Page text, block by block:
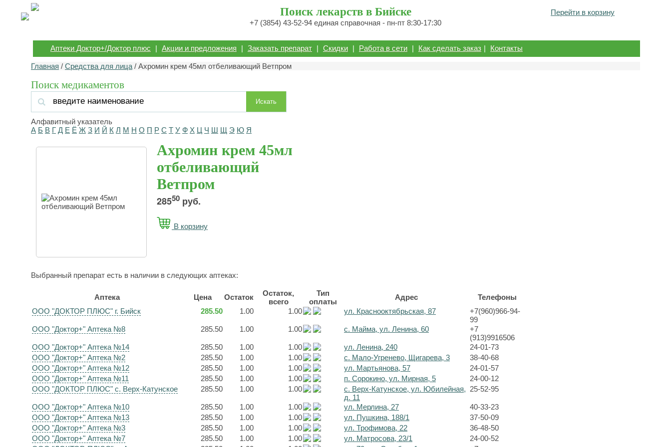
Поиск лекарств в Бийске
+7 (3854) 43-52-94 единая справочная - пн-пт 8:30-17:30
Перейти в корзину
Аптеки Доктор+/Доктор плюс | Акции и предложения | Заказать препарат | Скидки | Работа в сети | Как сделать заказ | Контакты
Главная / Средства для лица / Ахромин крем 45мл отбеливающий Ветпром
Поиск медикаментов
Искать
Алфавитный указатель
А Б В Г Д Е Ё Ж З И Й К Л М Н О П Р С Т У Ф Х Ц Ч Ш Щ Э Ю Я
Ахромин крем 45мл
отбеливающий
Ветпром
28550 руб.
В корзину
Выбранный препарат есть в наличии в следующих аптеках:
Аптека Цена Остаток
Остаток,
всего
Тип
оплаты
Адрес
Телефоны
ООО "ДОКТОР ПЛЮС" г. Бийск
285.50 1.00 1.00 ул. Краснооктябрьская, 87
+7(960)966-94-
99
ООО "Доктор+" Аптека №8
285.50 1.00 1.00 с. Майма, ул. Ленина, 60
+7
(913)9916506
ООО "Доктор+" Аптека №14
285.50 1.00 1.00 ул. Ленина, 240
24-01-73
ООО "Доктор+" Аптека №2
285.50 1.00 1.00 с. Мало-Угренево, Щигарева, 3
38-40-68
ООО "Доктор+" Аптека №12
285.50 1.00 1.00 ул. Мартьянова, 57
24-01-57
ООО "Доктор+" Аптека №11
285.50 1.00 1.00 п. Сорокино, ул. Мирная, 5
24-00-12
ООО "ДОКТОР ПЛЮС" с. Верх-Катунское
285.50 1.00 1.00
с. Верх-Катунское, ул. Юбилейная,
д. 11
25-52-95
ООО "Доктор+" Аптека №10 285.50 1.00 1.00 ул. Мерлина, 27
40-33-23
ООО "Доктор+" Аптека №13
285.50 1.00 1.00 ул. Пушкина, 188/1
37-50-09
ООО "Доктор+" Аптека №3
285.50 1.00 1.00 ул. Трофимова, 22
36-48-50
ООО "Доктор+" Аптека №7
285.50 1.00 1.00 ул. Матросова, 23/1
24-00-52